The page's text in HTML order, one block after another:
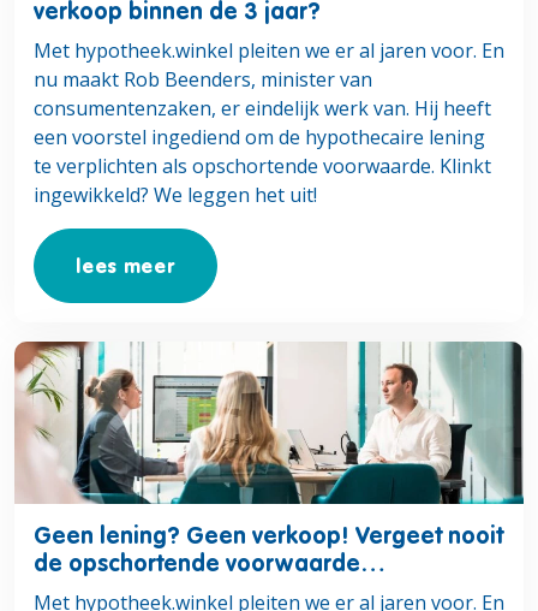
verkoop binnen de 3 jaar?
Met hypotheek.winkel pleiten we er al jaren voor. En
nu maakt Rob Beenders, minister van
consumentenzaken, er eindelijk werk van. Hij heeft
een voorstel ingediend om de hypothecaire lening
te verplichten als opschortende voorwaarde. Klinkt
ingewikkeld? We leggen het uit!
lees meer
Lees meer over Geen lening? Geen verkoop! Vergeet
Geen lening? Geen verkoop! Vergeet nooit
de opschortende voorwaarde…
Met hypotheek.winkel pleiten we er al jaren voor. En